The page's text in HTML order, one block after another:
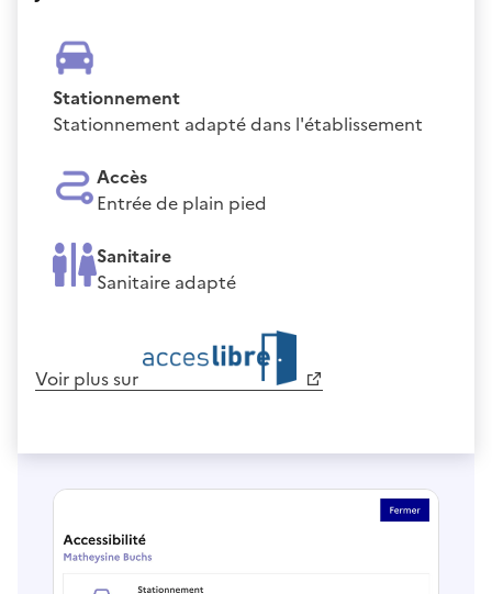
Stationnement
Stationnement adapté dans l'établissement
Accès
Entrée de plain pied
Sanitaire
Sanitaire adapté
Voir plus sur